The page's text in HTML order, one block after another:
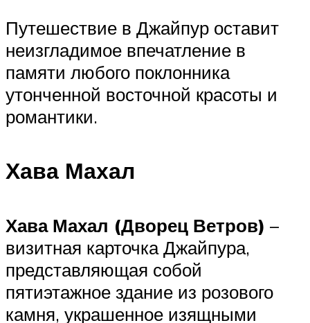
Путешествие в Джайпур оставит
неизгладимое впечатление в
памяти любого поклонника
утонченной восточной красоты и
романтики.
Хава Махал
Хава Махал (Дворец Ветров) –
визитная карточка Джайпура,
представляющая собой
пятиэтажное здание из розового
камня, украшенное изящными